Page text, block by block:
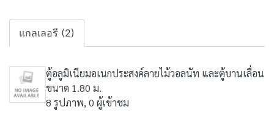
แกลเลอรี (2)
ตู้อลูมิเนียมอเนกประสงค์ลายไม้วอลนัท และตู้บานเลื่อน
ขนาด 1.80 ม.
8 รูปภาพ, 0 ผู้เข้าชม